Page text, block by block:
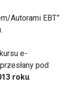
Autorami EBT”
.
e-
pod
roku.